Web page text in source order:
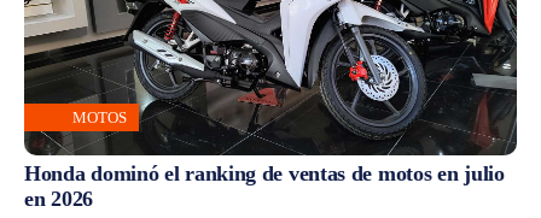
MOTOS
Honda dominó el ranking de ventas de motos en julio
en 2026